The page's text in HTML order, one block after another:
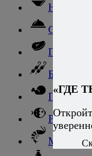
Ньокки
Свинина
Говядина
Баранина
Птица и
Рыба
«ГДЕ